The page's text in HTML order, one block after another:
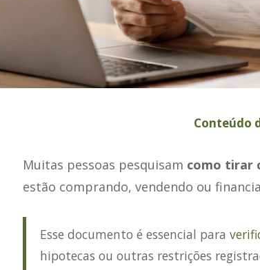
Conteúdo
Muitas pessoas pesquisam como tirar
estão comprando, vendendo ou
Esse documento é essencial para
hipotecas ou outras restrições